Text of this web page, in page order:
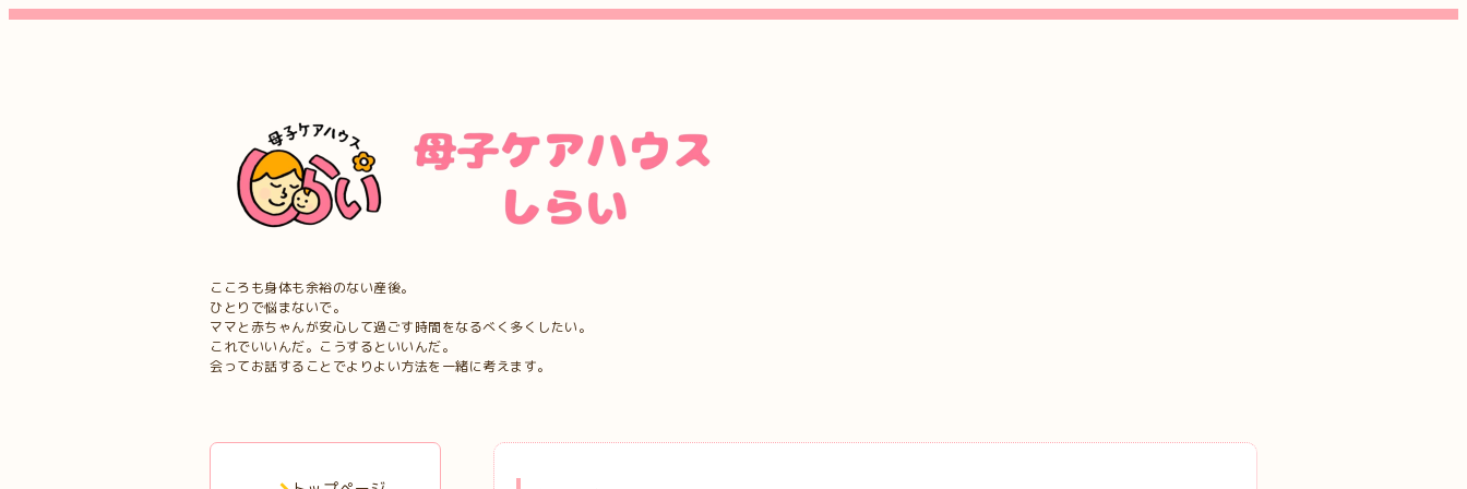
こころも身体も余裕のない産後。
ひとりで悩まないで。
ママと赤ちゃんが安心して過ごす時間をなるべく多くしたい。
これでいいんだ。こうするといいんだ。
会ってお話することでよりよい方法を一緒に考えます。